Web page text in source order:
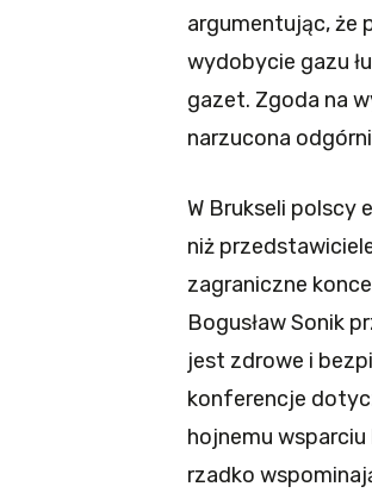
argumentując, że
wydobycie gazu
gazet. Zgoda na
narzucona
W Brukseli polscy
niż
zagraniczne
Bogusław Sonik
jest zdrowe i
konferencje
hojnemu
rzadko